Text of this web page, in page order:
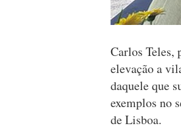
Carlos Teles,
elevação a
daquele que
exemplos no
de Lisboa.